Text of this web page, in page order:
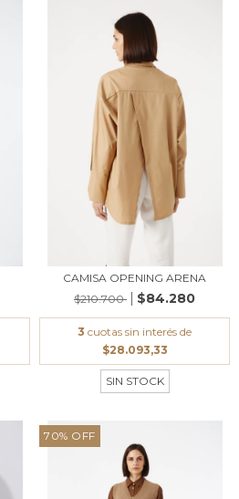
CAMISA OPENING ARENA
$210.700
$84.280
3 cuotas sin interés de
$28.093,33
SIN STOCK
70% OFF